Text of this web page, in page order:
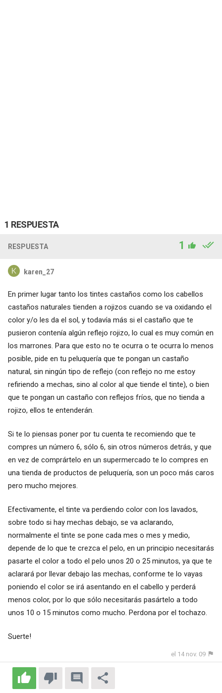
1 RESPUESTA
RESPUESTA 1
karen_27
En primer lugar tanto los tintes castaños como los cabellos
castaños naturales tienden a rojizos cuando se va oxidando el
color y/o les da el sol, y todavía más si el castaño que te
pusieron contenía algún reflejo rojizo, lo cual es muy común en
los marrones. Para que esto no te ocurra o te ocurra lo menos
posible, pide en tu peluquería que te pongan un castaño
natural, sin ningún tipo de reflejo (con reflejo no me estoy
refiriendo a mechas, sino al color al que tiende el tinte), o bien
que te pongan un castaño con reflejos fríos, que no tienda a
rojizo, ellos te entenderán.
Si te lo piensas poner por tu cuenta te recomiendo que te
compres un número 6, sólo 6, sin otros números detrás, y que
en vez de comprártelo en un supermercado te lo compres en
una tienda de productos de peluquería, son un poco más caros
pero mucho mejores.
Efectivamente, el tinte va perdiendo color con los lavados,
sobre todo si hay mechas debajo, se va aclarando,
normalmente el tinte se pone cada mes o mes y medio,
depende de lo que te crezca el pelo, en un principio necesitarás
pasarte el color a todo el pelo unos 20 o 25 minutos, ya que te
aclarará por llevar debajo las mechas, conforme te lo vayas
poniendo el color se irá asentando en el cabello y perderá
menos color, por lo que sólo necesitarás pasártelo a todo
unos 10 o 15 minutos como mucho. Perdona por el tochazo.
Suerte!
el 14 nov. 09